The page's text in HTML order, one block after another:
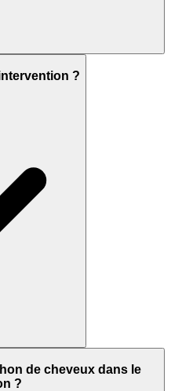
?
de cheveux dans le
?